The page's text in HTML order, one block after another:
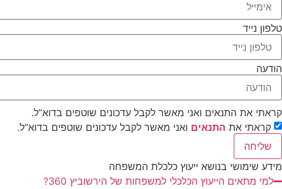
טלפון נייד
הודעה
קראתי את התנאים ואני מאשר לקבל עדכונים שוטפים בדוא”ל.
קראתי את התנאים ואני מאשר לקבל עדכונים שוטפים בדוא”ל.
שליחה
מידע שימושי בנושא ייעוץ כלכלת המשפחה
למי מתאים הייעוץ הכלכלי למשפחות של הירשוביץ 360?